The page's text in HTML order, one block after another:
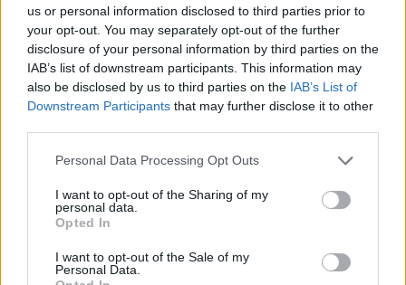
us or personal information disclosed to third parties prior to
your opt-out. You may separately opt-out of the further
disclosure of your personal information by third parties on the
IAB’s list of downstream participants. This information may
also be disclosed by us to third parties on the IAB’s List of
Downstream Participants that may further disclose it to other
Please note that this website/app uses one or more Google
not limited to your visit or usage behaviour. You may click to
grant or deny consent to Google and its third-party tags to
use your data for below specified purposes in below Google
consent section.
Personal Data Processing Opt Outs
I want to opt-out of the Sharing of my
personal data.
Opted In
I want to opt-out of the Sale of my
Personal Data.